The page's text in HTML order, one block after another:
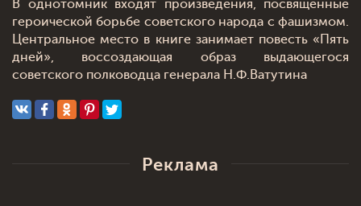
В однотомник входят произведения, посвященные
героической борьбе советского народа с фашизмом.
Центральное место в книге занимает повесть «Пять
дней», воссоздающая образ выдающегося
советского полководца генерала Н.Ф.Ватутина
Реклама